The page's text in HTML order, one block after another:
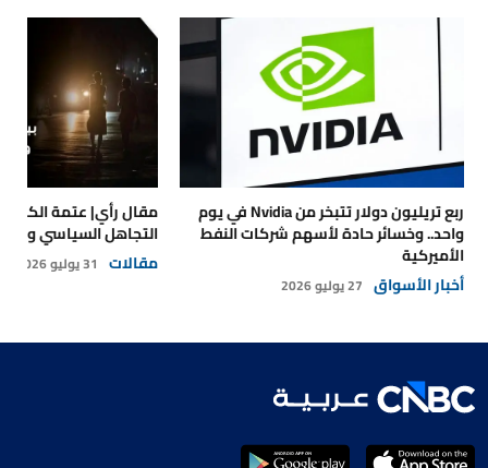
ربع تريليون دولار تتبخر من Nvidia في يوم
واحد.. وخسائر حادة لأسهم شركات النفط
الأميركية
أخبار الأسواق 27 يوليو 2026
مقال رأي| عتمة
التجاهل السياسي
مقالات 31 يوليو 2026